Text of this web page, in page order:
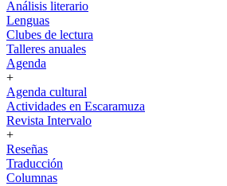
Análisis literario
Lenguas
Clubes de lectura
Talleres anuales
Agenda
+
Agenda cultural
Actividades en Escaramuza
Revista Intervalo
+
Reseñas
Traducción
Columnas